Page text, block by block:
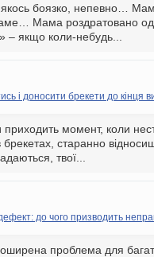
боязко, непевно…
Мама роздратовано
якщо коли-небудь...
і доносити брекети до кінця
приходить момент, коли
старанно
твої...
до чого призводить
проблема для